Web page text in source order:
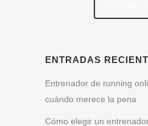
ENTRADAS
Entrenador de running
cuándo merece la pena
Cómo elegir un